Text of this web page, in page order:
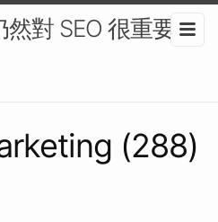
對 SEO 很重要-
(288)